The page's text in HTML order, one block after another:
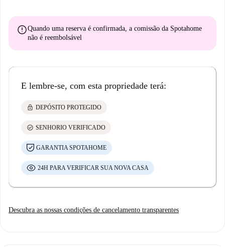
errorQuando uma reserva é confirmada, a comissão da Spotahome
não é reembolsável
E lembre-se, com esta propriedade terá:
lock DEPÓSITO PROTEGIDO
check_circle SENHORIO VERIFICADO
GARANTIA SPOTAHOME
24H PARA VERIFICAR SUA NOVA CASA
Descubra as nossas condições de cancelamento transparentes